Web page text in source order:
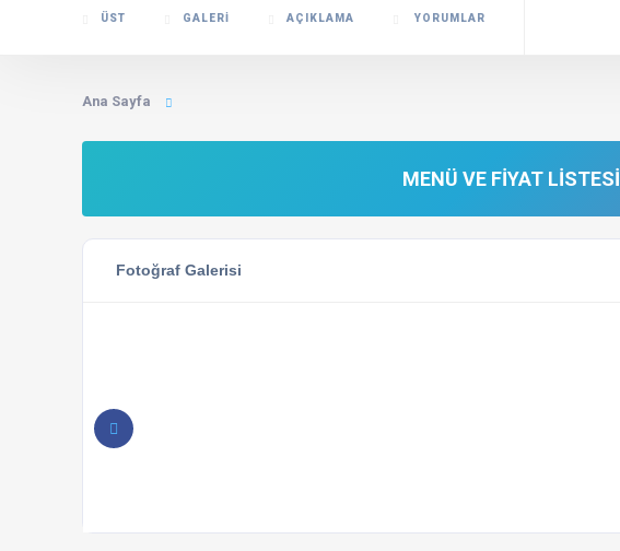
ÜST GALERI AÇIKLAMA YORUMLAR
Ana Sayfa
MENÜ VE FIYAT LISTESI
Fotoğraf Galerisi